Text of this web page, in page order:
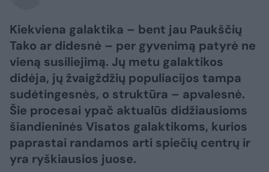
Kiekviena galaktika – bent jau Paukščių
Tako ar didesnė – per gyvenimą patyrė ne
vieną susiliejimą. Jų metu galaktikos
didėja, jų žvaigždžių populiacijos tampa
sudėtingesnės, o struktūra – apvalesnė.
Šie procesai ypač aktualūs didžiausioms
šiandieninės Visatos galaktikoms, kurios
paprastai randamos arti spiečių centrų ir
yra ryškiausios juose.